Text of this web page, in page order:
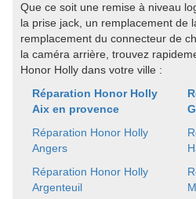
Que ce soit une remise à niveau
la prise jack, un remplacement de
remplacement du connecteur de
la caméra arrière, trouvez
Honor Holly dans votre ville :
Réparation Honor Holly
Aix en provence
Réparation Honor Holly
Angers
Réparation Honor Holly
Argenteuil